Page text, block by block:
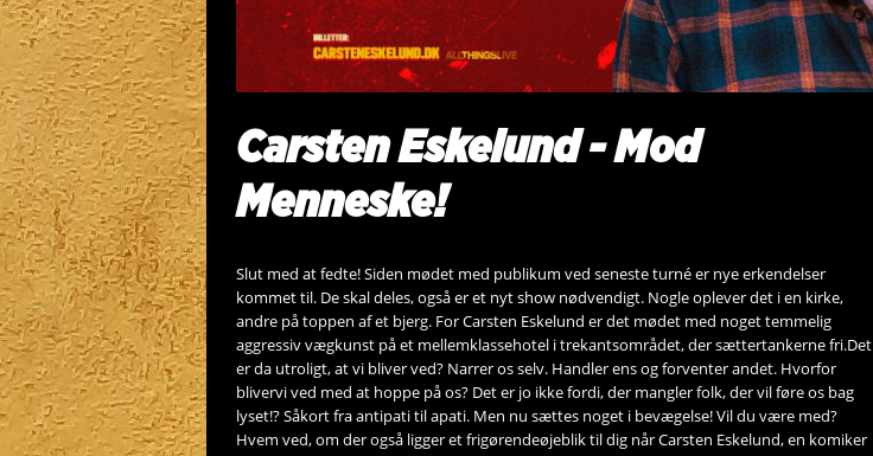
Carsten Eskelund - Mod
Menneske!
Slut med at fedte! Siden mødet med publikum ved seneste turné er nye erkendelser
kommet til. De skal deles, også er et nyt show nødvendigt. Nogle oplever det i en kirke,
andre på toppen af et bjerg. For Carsten Eskelund er det mødet med noget temmelig
aggressiv vægkunst på et mellemklassehotel i trekantsområdet, der sættertankerne fri.Det
er da utroligt, at vi bliver ved? Narrer os selv. Handler ens og forventer andet. Hvorfor
blivervi ved med at hoppe på os? Det er jo ikke fordi, der mangler folk, der vil føre os bag
lyset!? Såkort fra antipati til apati. Men nu sættes noget i bevægelse! Vil du være med?
Hvem ved, om der også ligger et frigørendeøjeblik til dig når Carsten Eskelund, en komiker